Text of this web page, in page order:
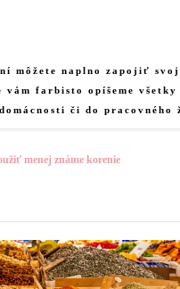
môžete naplno zapojiť
vám farbisto opíšeme
či do pracovného
menej známe korenie